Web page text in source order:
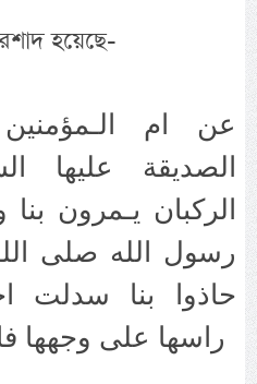
হয়েছে-
عن ام
الصديقة عليها
الركبان يـمرون
رسول الله صلى
حاذوا بنا سدلت
راسها على وجهها